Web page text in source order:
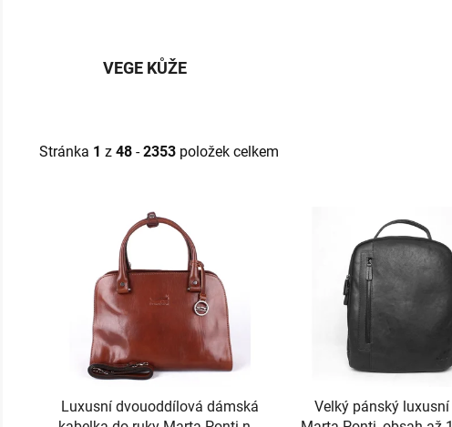
VEGE KŮŽE
Stránka 1 z 48 -2353 položek celkem
Luxusní dvouoddílová dámská
Velký pánský